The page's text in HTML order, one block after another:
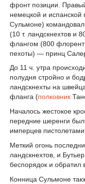
фронт позиции.
немецкой и испанской
Сульмоне)
(10 т. ландскнехтов
флангом (800
пехоты) — принц
До 11 ч. утра
полудня стройно и
ландскнехты на
фланга (полковник
Началось жестокое
передние шеренги
имперцев
Меткий огонь
ландскнехтов, и
беспорядок и обратил
Конница Сульмоне